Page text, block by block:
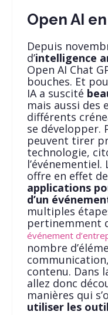
Open AI
Depuis
d’intelligence
Open AI Chat
bouches. Et
IA a suscité
mais aussi des
différents
se développer.
peuvent tirer
technologie,
offre en effet de
applications
d’un
multiples
pertinemment
événement
nombre
contenu. Dans
allez donc
manières qui
utiliser les